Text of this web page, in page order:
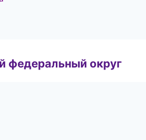
федеральный округ